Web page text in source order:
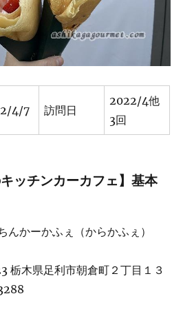
西
幸
楽
荘
グ
ラ
4/7 訪問日
2022/4他
3回
キッチンカーカフェ】基本
んかーかふぇ（からかふぇ）
栃木県足利市朝倉町２丁目１３